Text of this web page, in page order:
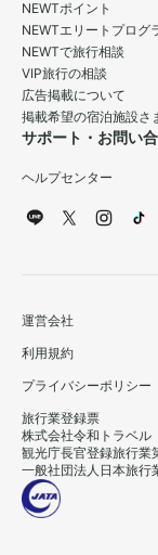
NEWTポイント
NEWTエリートプログ
NEWTで旅行相談
VIP旅行の相談
広告掲載について
掲載希望の宿泊施設さ
サポート・お問い
ヘルプセンター
運営会社
利用規約
プライバシーポリシー
旅行業登録票
株式会社令和ト
観光庁長官登録旅
一般社団法人日本旅行